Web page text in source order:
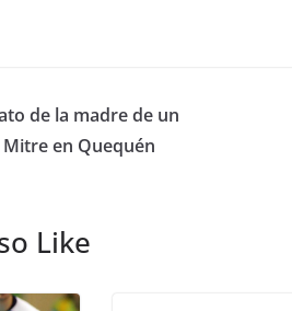
de la madre de un
en Quequén
Like